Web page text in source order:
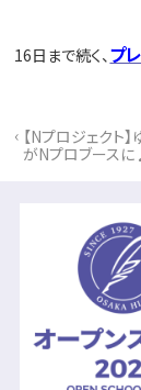
16日まで続く、 プ
‹ 【Nプロジェクト
がNプロブースに